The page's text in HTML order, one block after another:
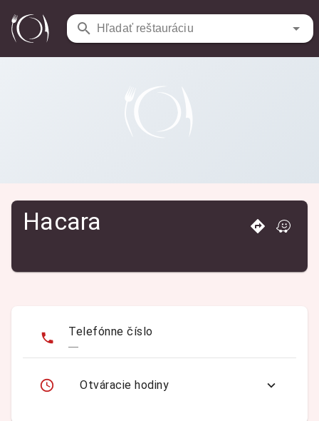
Hľadať reštauráciu
Reštaurácie /
Hacara
Telefónne číslo
—
Otváracie hodiny